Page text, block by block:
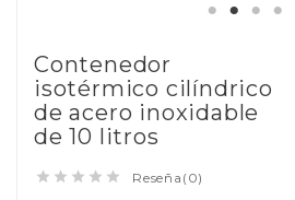
Contenedor
isotérmico cilíndrico
de acero inoxidable
de 10 litros
     Reseña(0)